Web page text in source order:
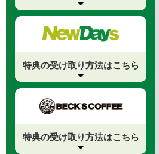
特典の受け取り方法はこちら
特典の受け取り方法はこちら